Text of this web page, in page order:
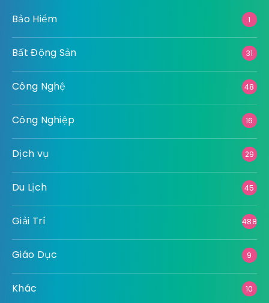
Bảo Hiểm 1
Bất Động Sản 31
Công Nghệ 48
Công Nghiệp 16
Dịch vụ 29
Du Lịch 45
Giải Trí 488
Giáo Dục 9
Khác 10